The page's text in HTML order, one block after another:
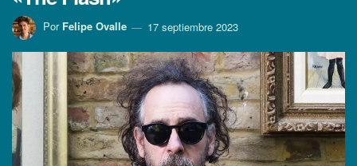
Por Felipe Ovalle 17 septiembre 2023